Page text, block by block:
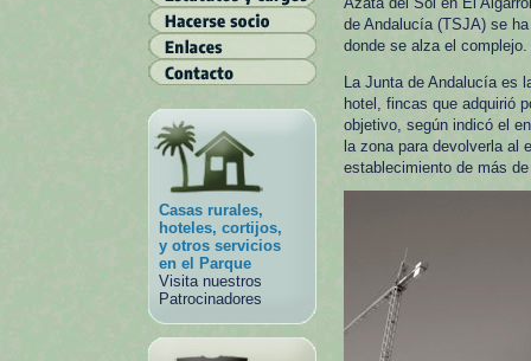
Casas rurales,
hoteles, cortijos,
y otros servicios
en el Parque
Visita nuestros
Patrocinadores
de Andalucía (TSJA) se
donde se alza el complejo.
La Junta de Andalucía es
hotel, fincas que adquirió
objetivo, según indicó el
la zona para devolverla al
establecimiento de más